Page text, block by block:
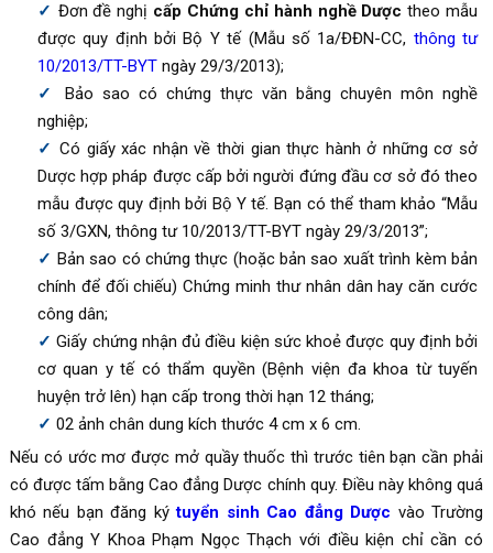
Đơn đề nghị cấp Chứng chỉ hành nghề Dược theo mẫu
được quy định bởi Bộ Y tế (Mẫu số 1a/ĐĐN-CC, thông tư
10/2013/TT-BYTngày 29/3/2013);
Bảo sao có chứng thực văn bằng chuyên môn nghề
nghiệp;
Có giấy xác nhận về thời gian thực hành ở những cơ sở
Dược hợp pháp được cấp bởi người đứng đầu cơ sở đó theo
mẫu được quy định bởi Bộ Y tế. Bạn có thể tham khảo “Mẫu
số 3/GXN, thông tư 10/2013/TT-BYT ngày 29/3/2013”;
Bản sao có chứng thực (hoặc bản sao xuất trình kèm bản
chính để đối chiếu) Chứng minh thư nhân dân hay căn cước
công dân;
Giấy chứng nhận đủ điều kiện sức khoẻ được quy định bởi
cơ quan y tế có thẩm quyền (Bệnh viện đa khoa từ tuyến
huyện trở lên) hạn cấp trong thời hạn 12 tháng;
02 ảnh chân dung kích thước 4 cm x 6 cm.
Nếu có ước mơ được mở quầy thuốc thì trước tiên bạn cần phải
có được tấm bằng Cao đẳng Dược chính quy. Điều này không quá
khó nếu bạn đăng kýtuyển sinh Cao đẳng Dược vào Trường
Cao đẳng Y Khoa Phạm Ngọc Thạch với điều kiện chỉ cần có